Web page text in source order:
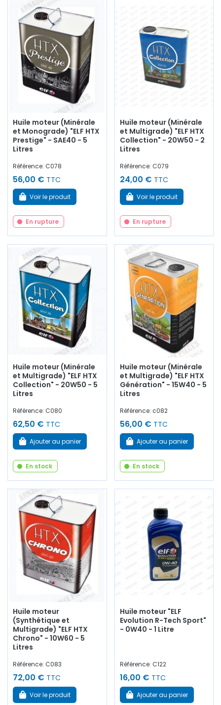
Huile moteur (Minérale
et Monograde) "ELF HTX
Prestige" - SAE40 - 5
Litres
Référence: C078
56,00 € TTC
Voir le produit
En rupture
Huile moteur (Minérale
et Multigrade) "ELF HTX
Collection" - 20W50 - 2
Litres
Référence: C079
24,00 € TTC
Voir le produit
En rupture
Huile moteur (Minérale
et Multigrade) "ELF HTX
Collection" - 20W50 - 5
Litres
Référence: C080
62,50 € TTC
Ajouter au panier
En stock
Huile moteur (Minérale
et Multigrade) "ELF HTX
Génération" - 15W40 - 5
Litres
Référence: c082
56,00 € TTC
Ajouter au panier
En stock
Huile moteur
(Synthétique et
Multigrade) "ELF HTX
Chrono" - 10W60 - 5
Litres
Référence: C083
72,00 € TTC
Voir le produit
Huile moteur "ELF
Evolution R-Tech Sport"
- 0W40 - 1 Litre
Référence: C122
16,00 € TTC
Ajouter au panier